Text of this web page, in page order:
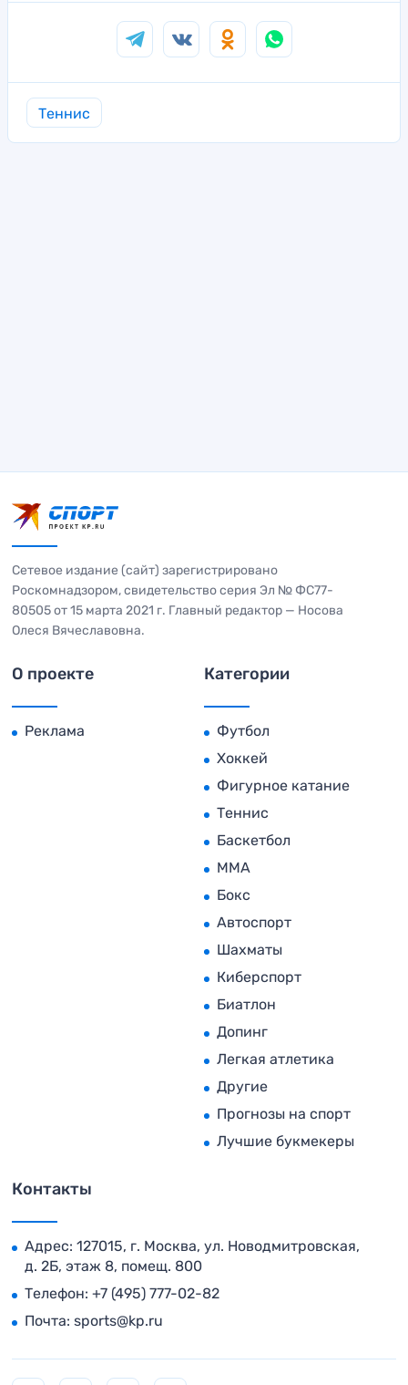
Теннис
Сетевое издание (сайт) зарегистрировано
Роскомнадзором, свидетельство серия Эл № ФС77-
80505 от 15 марта 2021 г. Главный редактор — Носова
Олеся Вячеславовна.
О проекте
Реклама
Категории
Футбол
Хоккей
Фигурное катание
Теннис
Баскетбол
MMA
Бокс
Автоспорт
Шахматы
Киберспорт
Биатлон
Допинг
Легкая атлетика
Другие
Прогнозы на спорт
Лучшие букмекеры
Контакты
Адрес: 127015, г. Москва, ул. Новодмитровская,
д. 2Б, этаж 8, помещ. 800
Телефон: +7 (495) 777-02-82
Почта: sports@kp.ru